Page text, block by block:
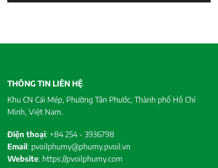
THÔNG TIN LIÊN HỆ
Khu CN Cái Mép, Phường Tân Phước, Thành phố Hồ Chí
Minh, Việt Nam.
Điện thoại: +84 254 - 3936798
Email : pvoilphumy@phumy.pvoil.vn
Website: https://pvoilphumy.com